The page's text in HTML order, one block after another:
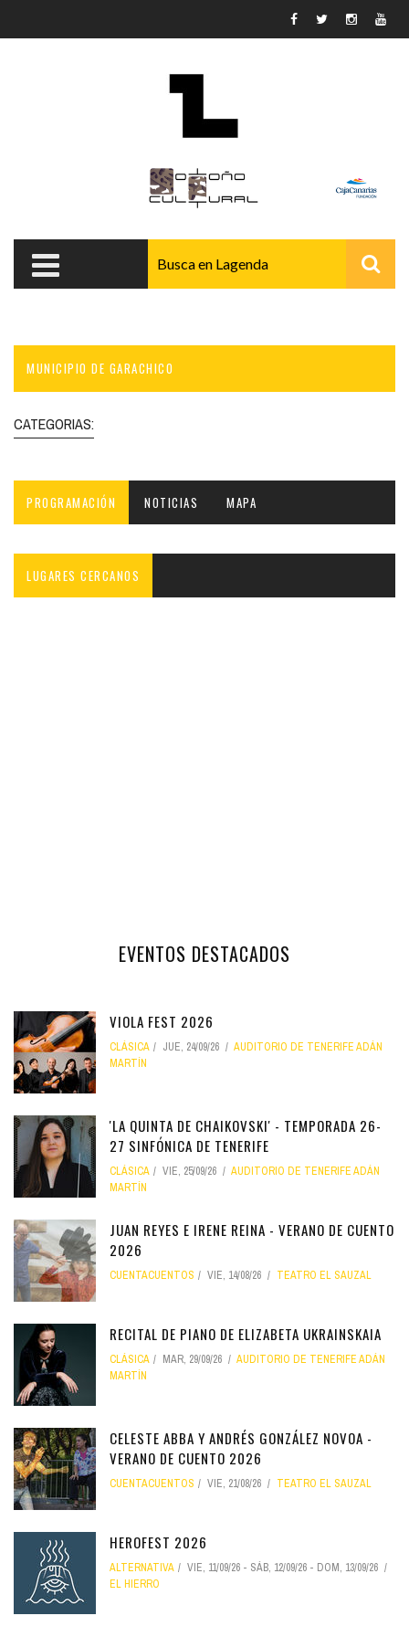
MUNICIPIO DE GARACHICO
CATEGORIAS:
PROGRAMACIÓN NOTICIAS MAPA
LUGARES CERCANOS
EVENTOS DESTACADOS
VIOLA FEST 2026
CLÁSICA JUE, 24/09/26
AUDITORIO DE TENERIFE ADÁN
MARTÍN
'LA QUINTA DE CHAIKOVSKI' - TEMPORADA 26-
27 SINFÓNICA DE TENERIFE
CLÁSICA VIE, 25/09/26
AUDITORIO DE TENERIFE ADÁN
MARTÍN
JUAN REYES E IRENE REINA - VERANO DE CUENTO
2026
CUENTACUENTOS VIE, 14/08/26 TEATRO EL SAUZAL
RECITAL DE PIANO DE ELIZABETA UKRAINSKAIA
CLÁSICA MAR, 29/09/26
AUDITORIO DE TENERIFE ADÁN
MARTÍN
CELESTE ABBA Y ANDRÉS GONZÁLEZ NOVOA -
VERANO DE CUENTO 2026
CUENTACUENTOS VIE, 21/08/26 TEATRO EL SAUZAL
HEROFEST 2026
ALTERNATIVA VIE, 11/09/26 - SÁB, 12/09/26 - DOM, 13/09/26
EL HIERRO